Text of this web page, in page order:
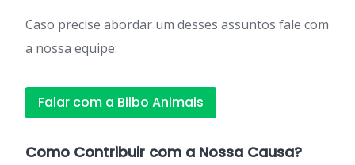
Caso precise abordar um desses assuntos fale com
a nossa equipe:
Falar com a Bilbo Animais
Como Contribuir com a Nossa Causa?